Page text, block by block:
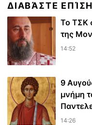
ΔΙΑΒΆΣΤΕ
Το ΤΣΚ
της
14:52
9
μνήμη
14:26